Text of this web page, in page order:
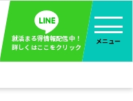
就活まる得情報配信中！
詳しくはここをクリック
メニュー
全て見る